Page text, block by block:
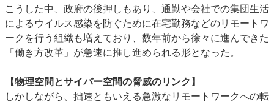
こうした中、政府の後押しもあり、通勤や会社での集団生活
によるウイルス感染を防ぐために在宅勤務などのリモートワ
ークを行う組織も増えており、数年前から徐々に進んできた
「働き方改革」が急速に推し進められる形となった。
【物理空間とサイバー空間の脅威のリンク】
しかしながら、拙速ともいえる急激なリモートワークへの転